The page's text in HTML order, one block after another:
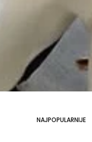
NAJPOPULARNIJE